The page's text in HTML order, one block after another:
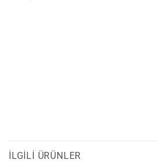
İLGILI ÜRÜNLER